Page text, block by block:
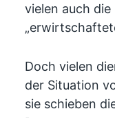
vielen auch
Doch vielen
der Situation
sie schieben